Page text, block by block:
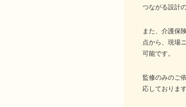
つながる設計
また、介護保
点から、現場
可能です。
監修のみのご
応しておりま